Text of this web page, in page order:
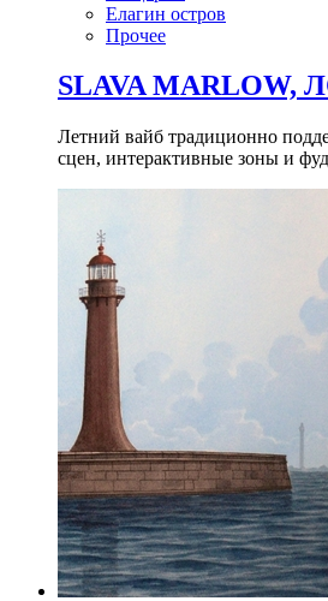
Елагин остров
Прочее
SLAVA MARLOW,
Летний вайб традиционно
сцен, интерактивные зоны и